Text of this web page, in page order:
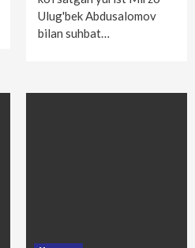
Ulug'bek Abdusalomov
bilan suhbat…